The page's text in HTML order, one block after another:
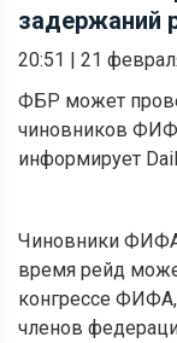
задержаний
20:51 | 21
ФБР может
чиновников
информирует
Чиновники
время рейд
конгрессе ФИФА,
членов